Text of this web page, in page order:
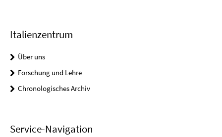
Italienzentrum
Über uns
Forschung und Lehre
Chronologisches Archiv
Service-Navigation